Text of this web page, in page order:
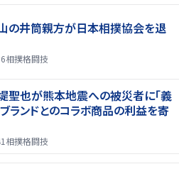
の井筒親方が日本相撲協会を退
相撲格闘技
堤聖也が熊本地震への被災者に「義
ランドとのコラボ商品の利益を寄
相撲格闘技